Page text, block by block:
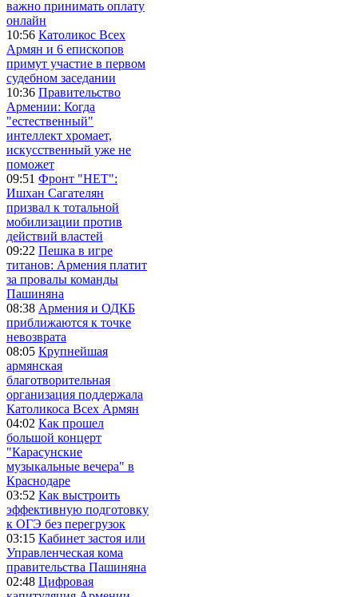
важно принимать оплату
онлайн
10:56 Католикос Всех
Армян и 6 епископов
примут участие в первом
судебном заседании
10:36 Правительство
Армении: Когда
"естественный"
интеллект хромает,
искусственный уже не
поможет
09:51 Фронт "НЕТ":
Ишхан Сагателян
призвал к тотальной
мобилизации против
действий властей
09:22 Пешка в игре
титанов: Армения платит
за провалы команды
Пашиняна
08:38 Армения и ОДКБ
приближаются к точке
невозврата
08:05 Крупнейшая
армянская
благотворительная
организация поддержала
Католикоса Всех Армян
04:02 Как прошел
большой концерт
"Карасунские
музыкальные вечера" в
Краснодаре
03:52 Как выстроить
эффективную подготовку
к ОГЭ без перегрузок
03:15 Кабинет застоя или
Управленческая кома
правительства Пашиняна
02:48 Цифровая